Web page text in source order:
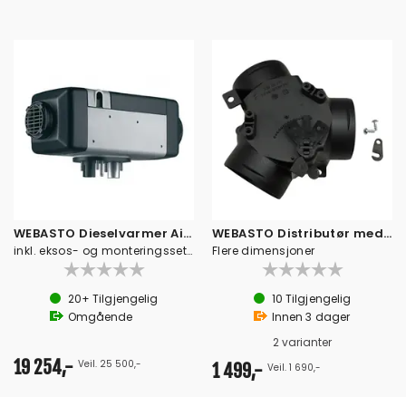
WEBASTO Dieselvarmer Air Top 2000STC 12V
inkl. eksos- og monteringssett AT2000
20+ Tilgjengelig
Omgående
19 254,- Veil. 25 500,-
WEBASTO Distributør med flap ventil
Flere dimensjoner
10 Tilgjengelig
Innen3 dager
2 varianter
1 499,- Veil. 1 690,-